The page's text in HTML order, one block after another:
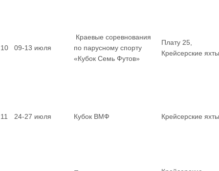
10 09-13 июля
Краевые соревнования
по парусному спорту
«Кубок Семь Футов»
Плату 25,
Крейсерские яхты
11 24-27 июля Кубок ВМФ Крейсерские яхты